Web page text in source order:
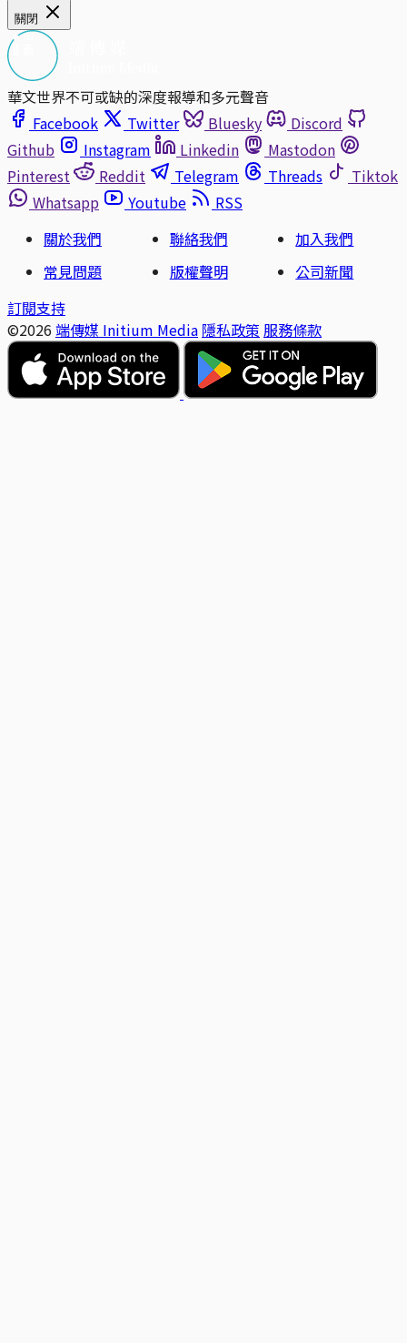
關閉
華文世界不可或缺的深度報導和多元聲音
Facebook
Twitter Bluesky
Discord
Github
Instagram Linkedin
Mastodon
Pinterest
Reddit Telegram Threads
Tiktok
Whatsapp
Youtube
RSS
關於我們
聯絡我們
加入我們
常見問題
版權聲明
公司新聞
訂閱支持
©2026 端傳媒 Initium Media 隱私政策 服務條款